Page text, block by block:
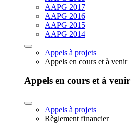
AAPG 2017
AAPG 2016
AAPG 2015
AAPG 2014
Appels à projets
Appels en cours et à venir
Appels en cours et à venir
Appels à projets
Règlement financier